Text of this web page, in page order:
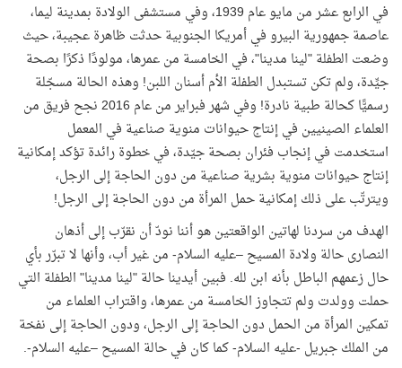
في الرابع عشر من مايو عام 1939، وفي مستشفى الولادة بمدينة ليما،
عاصمة جمهورية البيرو في أمريكا الجنوبية حدثت ظاهرة عجيبة، حيث
وضعت الطفلة "لينا مدينا"، في الخامسة من عمرها، مولودًا ذكرًا بصحة
جيِّدة، ولم تكن تستبدل الطفلة الأم أسنان اللبن! وهذه الحالة مسجّلة
رسميًّا كحالة طبية نادرة! وفي شهر فبراير من عام 2016 نجح فريق من
العلماء الصينيين في إنتاج حيوانات منوية صناعية في المعمل
استخدمت في إنجاب فئران بصحة جيّدة، في خطوة رائدة تؤكد إمكانية
إنتاج حيوانات منوية بشرية صناعية من دون الحاجة إلى الرجل،
ويترتّب على ذلك إمكانية حمل المرأة من دون الحاجة إلى الرجل!
الهدف من سردنا لهاتين الواقعتين هو أننا نودّ أن نقرّب إلى أذهان
النصارى حالة ولادة المسيح –عليه السلام- من غير أب، وأنها لا تبرّر بأي
حال زعمهم الباطل بأنه ابن لله. فبين أيدينا حالة "لينا مدينا" الطفلة التي
حملت وولدت ولم تتجاوز الخامسة من عمرها، واقتراب العلماء من
تمكين المرأة من الحمل دون الحاجة إلى الرجل، ودون الحاجة إلى نفخة
من الملك جبريل -عليه السلام- كما كان في حالة المسيح –عليه السلام-.